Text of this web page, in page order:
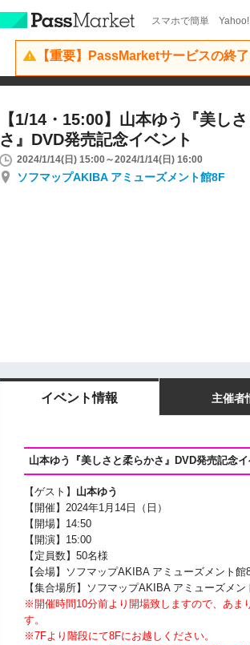
スマホで簡単 Yahoo!
【重要】PassMarketサービスの終
【1/14・15:00】山本ゆう『美し
さ』DVD発売記念イベント
2024/1/14(日) 15:00～2024/1/14(日) 16:00
ソフマップAKIBA アミューズメント館8F
イベント情報 主催者
山本ゆう『美しさと柔らかさ』DVD発売記念イ
【ゲスト】 山本ゆう
【開催】2024年1月14日（日）
【開場】14:50
【開演】15:00
【定員数】50名様
【会場】ソフマップAKIBA アミューズメント館
【集合場所】ソフマップAKIBA アミューズメン
※開催時間10分前より開場致しますので、あま
す。
※7Fより階段にて8Fにお越しください。